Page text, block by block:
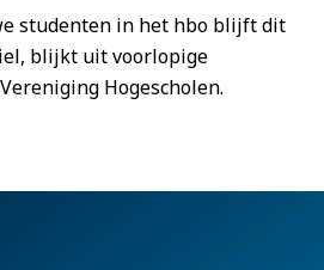
studenten in het hbo blijft dit
blijkt uit voorlopige
Hogescholen.